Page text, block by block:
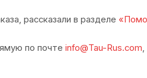
рассказали в разделе
по почте info@Tau-Rus.com